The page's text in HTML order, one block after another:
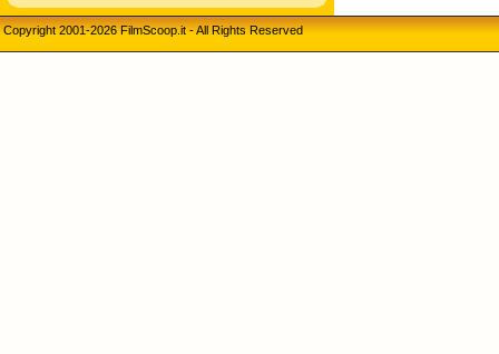
Copyright 2001-2026 FilmScoop.it - All Rights Reserved